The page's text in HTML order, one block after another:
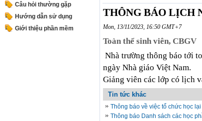
THÔNG BÁO LỊCH
Mon, 13/11/2023, 16:50 GMT+7
Toàn thể sinh viên, CBGV
Nhà trường thông báo tới
ngày Nhà giáo Việt Nam.
Giảng viên các lớp có lịch
Tin tức khác
Thông báo về việc tổ chức học
Thông báo Danh sách các học
Câu hỏi thường gặp
Hướng dẫn sử dụng
Giới thiệu phần mềm